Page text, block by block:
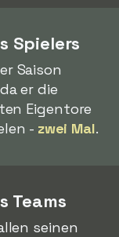
Spielers
Saison
er die
Eigentore
- zwei Mal.
Teams
seinen